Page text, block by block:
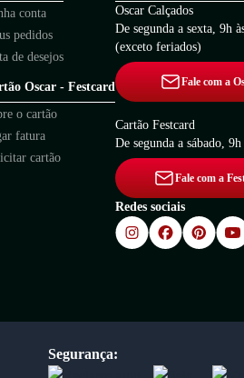
conta
pedidos
de desejos
Oscar - Festcard
o cartão
fatura
cartão
Oscar Calçados
De segunda a sexta, 9h
(exceto feriados)
Fale com a
Cartão Festcard
De segunda a sábado, 9h
Fale com a
Redes sociais
Segurança: